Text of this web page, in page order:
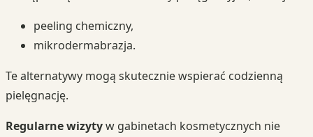
peeling chemiczny,
mikrodermabrazja.
Te alternatywy mogą skutecznie wspierać codzienną
pielęgnację.
Regularne wizytyw gabinetach kosmetycznych nie